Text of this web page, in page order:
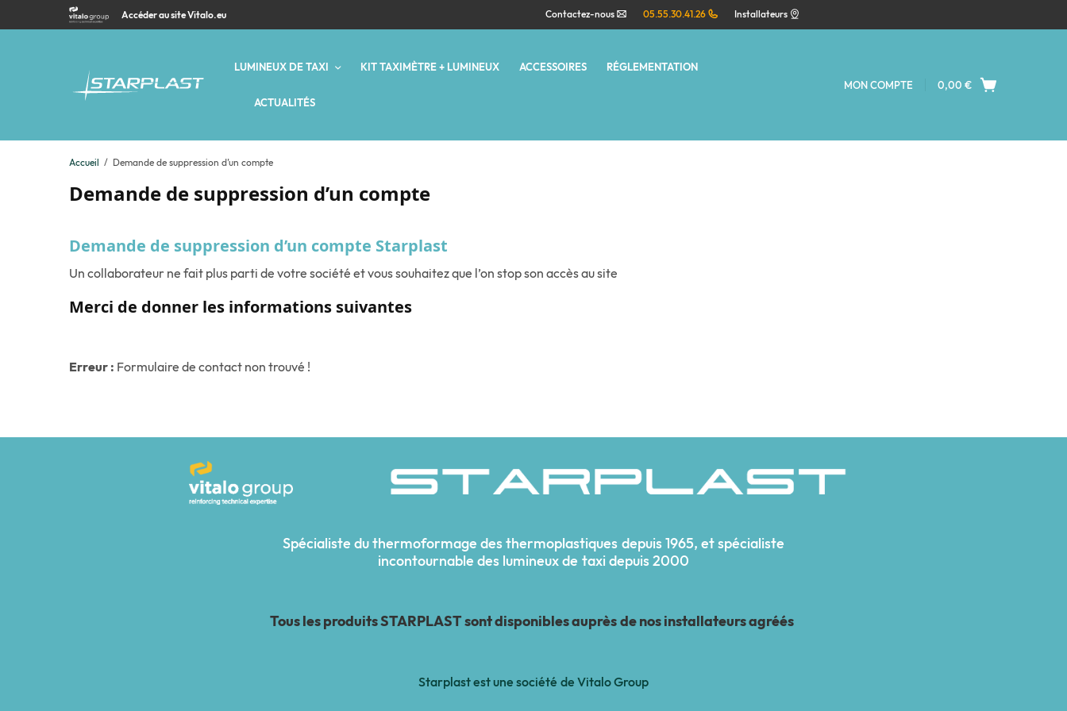
Accéder au site Vitalo.eu Contactez-nous 05.55.30.41.26 Installateurs
LUMINEUX DE TAXI KIT TAXIMÈTRE + LUMINEUX ACCESSOIRES RÉGLEMENTATION
ACTUALITÉS
MON COMPTE 0,00 €
Accueil Demande de suppression d’un compte
Demande de suppression d’un compte
Demande de suppression d’un compte Starplast
Un collaborateur ne fait plus parti de votre société et vous souhaitez que l’on stop son accès au site
Merci de donner les informations suivantes
Erreur : Formulaire de contact non trouvé !
Spécialiste du thermoformage des thermoplastiques depuis 1965, et spécialiste
incontournable des lumineux de taxi depuis 2000
Tous les produits STARPLAST sont disponibles auprès de nos installateurs agréés
Starplast est une société de Vitalo Group